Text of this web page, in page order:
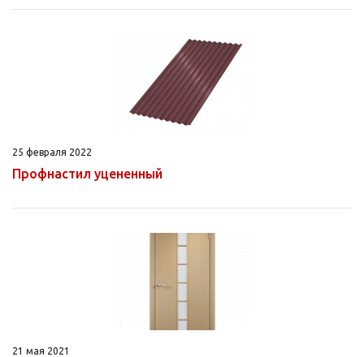
25 февраля 2022
Профнастил уцененный
21 мая 2021